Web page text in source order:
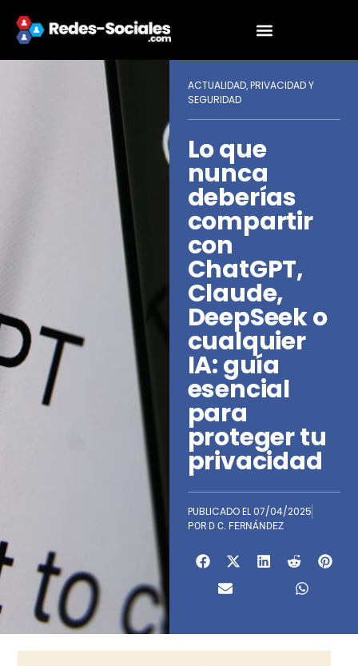
ACTUALIDAD, PRIVACIDAD Y
SEGURIDAD
Lo que
nunca
deberías
compartir
con
ChatGPT,
Claude,
DeepSeek o
cualquier
IA: guía
esencial
para
proteger tu
privacidad
PUBLICADO EL 07/04/2025
POR D C. FERNÁNDEZ